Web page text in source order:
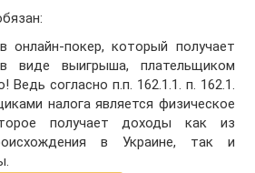
онлайн-покер, который получает
выигрыша, плательщиком
Ведь согласно п.п. 162.1.1. п. 162.1.
налога является физическое
получает доходы как из
в Украине, так и